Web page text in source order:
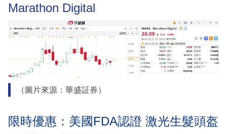
Marathon Digital
（圖片來源：華盛証券）
限時優惠：美國FDA認證 激光生髮頭盔